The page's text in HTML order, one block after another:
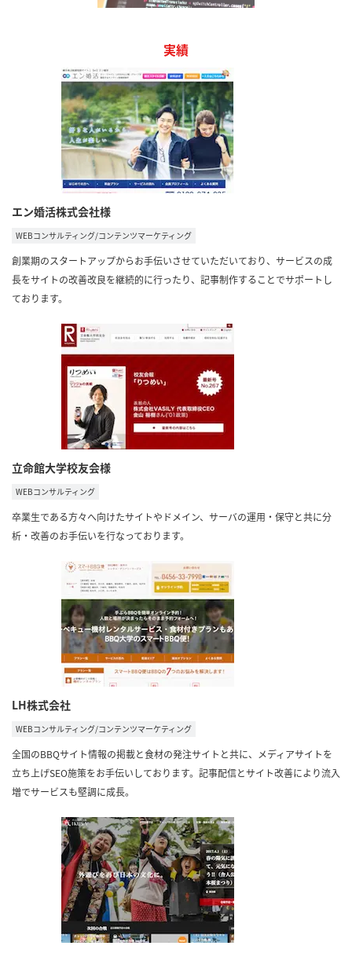
実績
エン婚活株式会社様
WEBコンサルティング/コンテンツマーケティング
創業期のスタートアップからお手伝いさせていただいており、サービスの成
長をサイトの改善改良を継続的に行ったり、記事制作することでサポートし
ております。
立命館大学校友会様
WEBコンサルティング
卒業生である方々へ向けたサイトやドメイン、サーバの運用・保守と共に分
析・改善のお手伝いを行なっております。
LH株式会社
WEBコンサルティング/コンテンツマーケティング
全国のBBQサイト情報の掲載と食材の発注サイトと共に、メディアサイトを
立ち上げSEO施策をお手伝いしております。記事配信とサイト改善により流入
増でサービスも堅調に成長。